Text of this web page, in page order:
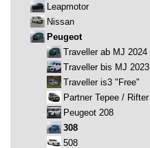
Leapmotor
Nissan
Peugeot
Traveller ab MJ 2024
Traveller bis MJ 2023
Traveller is3 "Free"
Partner Tepee / Rifter
Peugeot 208
308
508